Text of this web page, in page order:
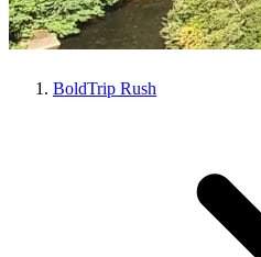
BoldTrip Rush